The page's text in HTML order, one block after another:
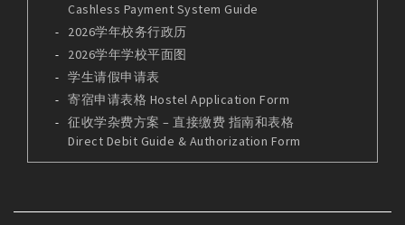
Cashless Payment System Guide
2026学年校务行政历
2026学年学校平面图
学生请假申请表
寄宿申请表格 Hostel Application Form
征收学杂费方案 – 直接缴费 指南和表格
Direct Debit Guide & Authorization Form